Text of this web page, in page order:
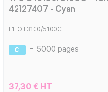
42127407 - Cyan
L1-OT3100/5100C
- 5000 pages
37,30 € HT